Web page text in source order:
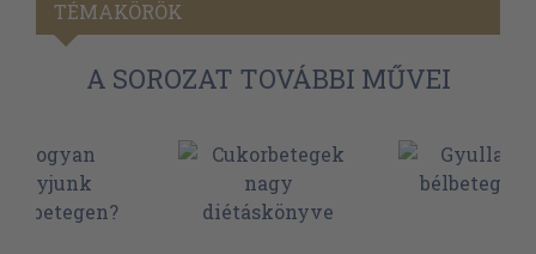
TÉMAKÖRÖK
A SOROZAT TOVÁBBI MŰVEI